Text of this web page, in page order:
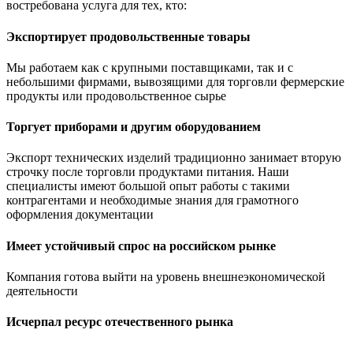
востребована услуга для тех, кто:
Экспортирует продовольственные товары
Мы работаем как с крупными поставщиками, так и с
небольшими фирмами, вывозящими для торговли фермерские
продукты или продовольственное сырье
Торгует приборами и другим оборудованием
Экспорт технических изделий традиционно занимает вторую
строчку после торговли продуктами питания. Наши
специалисты имеют большой опыт работы с такими
контрагентами и необходимые знания для грамотного
оформления документации
Имеет устойчивый спрос на российском рынке
Компания готова выйти на уровень внешнеэкономической
деятельности
Исчерпал ресурс отечественного рынка